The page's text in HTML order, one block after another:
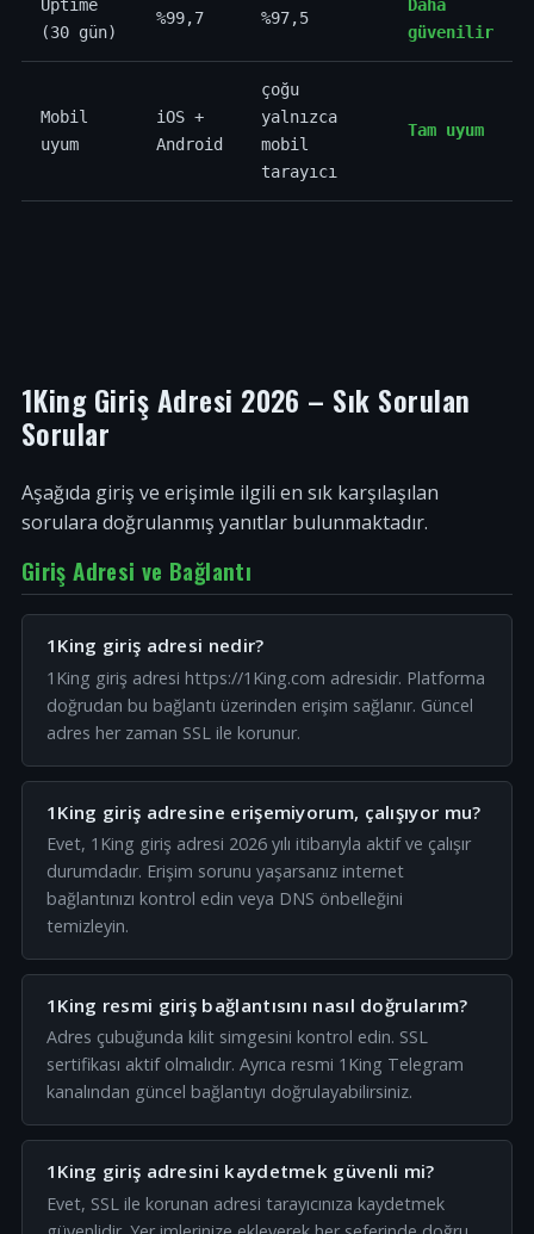
Uptime
(30 gün)
%99,7 %97,5
Daha
güvenilir
Mobil
uyum
iOS +
Android
çoğu
yalnızca
mobil
tarayıcı
Tam uyum
1King Giriş Adresi 2026 – Sık Sorulan
Sorular
Aşağıda giriş ve erişimle ilgili en sık karşılaşılan
sorulara doğrulanmış yanıtlar bulunmaktadır.
Giriş Adresi ve Bağlantı
1King giriş adresi nedir?
1King giriş adresi https://1King.com adresidir. Platforma
doğrudan bu bağlantı üzerinden erişim sağlanır. Güncel
adres her zaman SSL ile korunur.
1King giriş adresine erişemiyorum, çalışıyor mu?
Evet, 1King giriş adresi 2026 yılı itibarıyla aktif ve çalışır
durumdadır. Erişim sorunu yaşarsanız internet
bağlantınızı kontrol edin veya DNS önbelleğini
temizleyin.
1King resmi giriş bağlantısını nasıl doğrularım?
Adres çubuğunda kilit simgesini kontrol edin. SSL
sertifikası aktif olmalıdır. Ayrıca resmi 1King Telegram
kanalından güncel bağlantıyı doğrulayabilirsiniz.
1King giriş adresini kaydetmek güvenli mi?
Evet, SSL ile korunan adresi tarayıcınıza kaydetmek